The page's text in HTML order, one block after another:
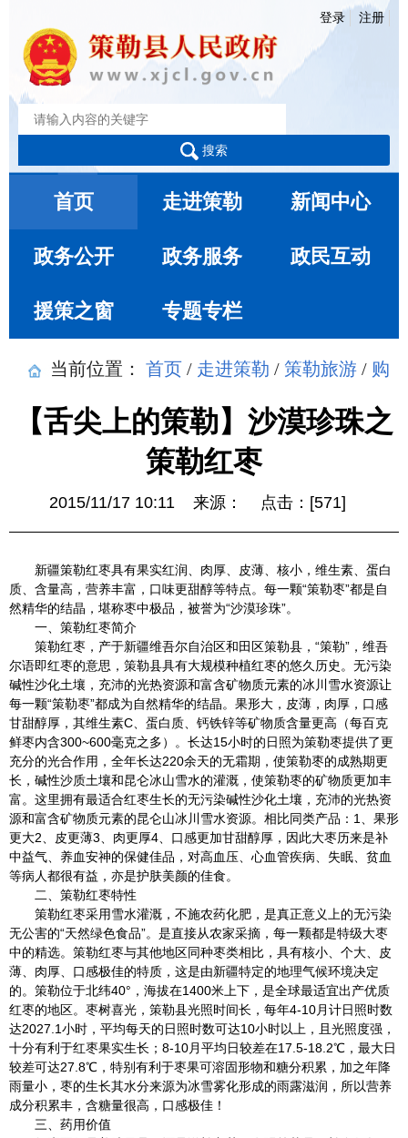
登录 注册
搜索
首页 走进策勒 新闻中心
政务公开 政务服务 政民互动
援策之窗 专题专栏
当前位置： 首页 / 走进策勒 / 策勒旅游 / 购
【舌尖上的策勒】沙漠珍珠之
策勒红枣
2015/11/17 10:11 来源： 点击：[571]
新疆策勒红枣具有果实红润、肉厚、皮薄、核小，维生素、蛋白
质、含量高，营养丰富，口味更甜醇等特点。每一颗“策勒枣”都是自
然精华的结晶，堪称枣中极品，被誉为“沙漠珍珠”。
一、策勒红枣简介
策勒红枣，产于新疆维吾尔自治区和田区策勒县，“策勒”，维吾
尔语即红枣的意思，策勒县具有大规模种植红枣的悠久历史。无污染
碱性沙化土壤，充沛的光热资源和富含矿物质元素的冰川雪水资源让
每一颗“策勒枣”都成为自然精华的结晶。果形大，皮薄，肉厚，口感
甘甜醇厚，其维生素C、蛋白质、钙铁锌等矿物质含量更高（每百克
鲜枣内含300~600毫克之多）。长达15小时的日照为策勒枣提供了更
充分的光合作用，全年长达220余天的无霜期，使策勒枣的成熟期更
长，碱性沙质土壤和昆仑冰山雪水的灌溉，使策勒枣的矿物质更加丰
富。这里拥有最适合红枣生长的无污染碱性沙化土壤，充沛的光热资
源和富含矿物质元素的昆仑山冰川雪水资源。相比同类产品：1、果形
更大2、皮更薄3、肉更厚4、口感更加甘甜醇厚，因此大枣历来是补
中益气、养血安神的保健佳品，对高血压、心血管疾病、失眠、贫血
等病人都很有益，亦是护肤美颜的佳食。
二、策勒红枣特性
策勒红枣采用雪水灌溉，不施农药化肥，是真正意义上的无污染
无公害的“天然绿色食品”。是直接从农家采摘，每一颗都是特级大枣
中的精选。策勒红枣与其他地区同种枣类相比，具有核小、个大、皮
薄、肉厚、口感极佳的特质，这是由新疆特定的地理气候环境决定
的。策勒位于北纬40°，海拔在1400米上下，是全球最适宜出产优质
红枣的地区。枣树喜光，策勒县光照时间长，每年4-10月计日照时数
达2027.1小时，平均每天的日照时数可达10小时以上，且光照度强，
十分有利于红枣果实生长；8-10月平均日较差在17.5-18.2℃，最大日
较差可达27.8℃，特别有利于枣果可溶固形物和糖分积累，加之年降
雨量小，枣的生长其水分来源为冰雪雾化形成的雨露滋润，所以营养
成分积累丰，含糖量很高，口感极佳！
三、药用价值